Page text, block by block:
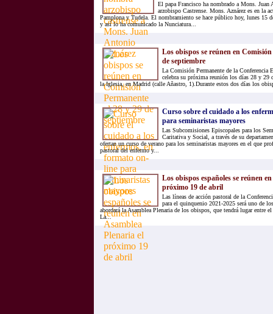
El papa Francisco ha nombrado a Mons. Juan
arzobispo Castrense. Mons. Aznárez es en la
Pamplona y Tudela. El nombramiento se hace público hoy, lunes 15
y así lo ha comunicado la Nunciatura...
Los obispos se reúnen en
de septiembre
La Comisión Permanente de la Conferencia
celebra su próxima reunión los días 28 y 29
la Iglesia, en Madrid (calle Añastro, 1).Durante estos dos días los
Curso sobre el cuidado a los
para seminaristas mayores
Las Subcomisiones Episcopales para los
Caritativa y Social, a través de su
ofertan un curso de verano para los seminaristas mayores en el que
pastoral del enfermo y...
Los obispos españoles se reúnen
próximo 19 de abril
Las líneas de acción pastoral de la
para el quinquenio 2021-2025 será uno de
abordará la Asamblea Plenaria de los obispos, que tendrá lugar entre
La...